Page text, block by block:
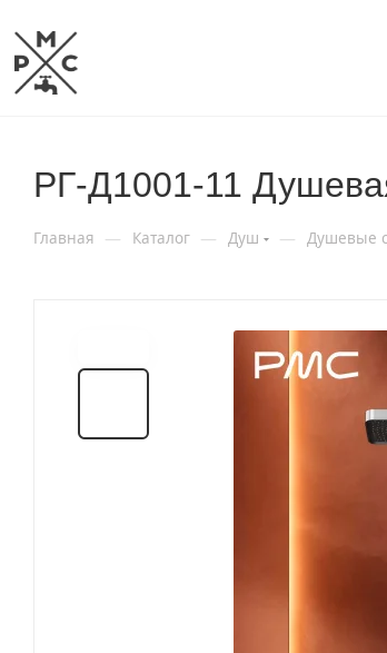
РГ-Д1001-11
Главная — Каталог — Душ — Душевые